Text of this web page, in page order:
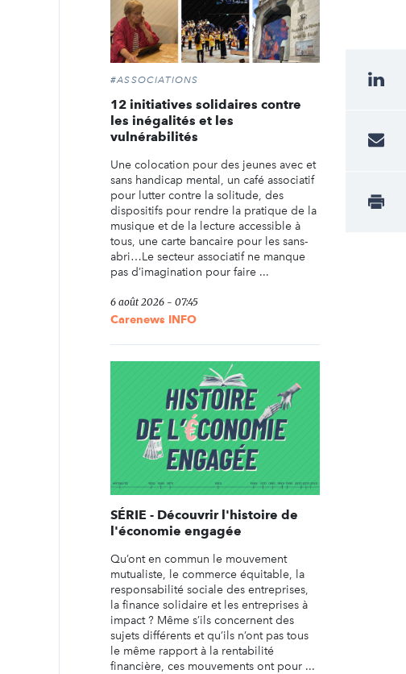
#ASSOCIATIONS
12 initiatives solidaires contre
les inégalités et les
vulnérabilités
Une colocation pour des jeunes avec et
sans handicap mental, un café associatif
pour lutter contre la solitude, des
dispositifs pour rendre la pratique de la
musique et de la lecture accessible à
tous, une carte bancaire pour les sans-
abri…Le secteur associatif ne manque
pas d’imagination pour faire ...
6 août 2026 - 07:45
Carenews INFO
SÉRIE - Découvrir l'histoire de
l'économie engagée
Qu’ont en commun le mouvement
mutualiste, le commerce équitable, la
responsabilité sociale des entreprises,
la finance solidaire et les entreprises à
impact ? Même s’ils concernent des
sujets différents et qu’ils n’ont pas tous
le même rapport à la rentabilité
financière, ces mouvements ont pour ...